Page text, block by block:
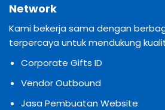
Network
Kami bekerja sama dengan
terpercaya untuk mendukung
Corporate Gifts ID
Vendor Outbound
Jasa Pembuatan Website